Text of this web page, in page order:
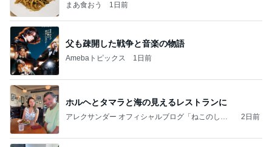
まあ食おう 1日前
父も疎開した戦争と音楽の物語
Amebaトピックス 1日前
ホルヘとタマラと海の見えるレストランに
アレクサンダー オフィシャルブログ「ねこのしっ
2日前